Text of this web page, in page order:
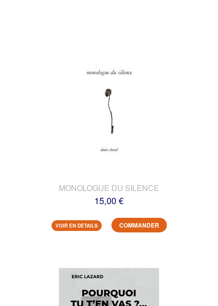
MONOLOGUE DU SILENCE
15,00 €
VOIR EN DETAILS COMMANDER